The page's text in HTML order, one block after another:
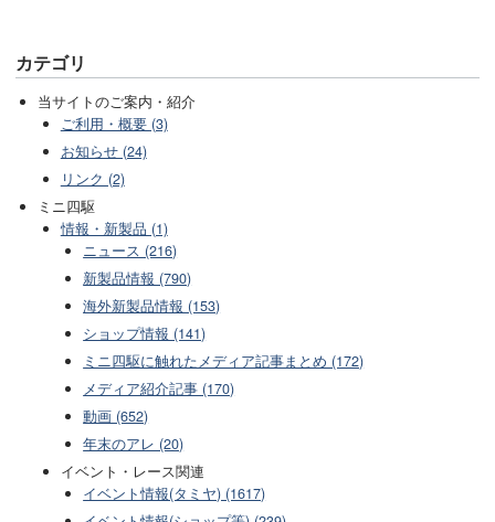
カテゴリ
当サイトのご案内・紹介
ご利用・概要 (3)
お知らせ (24)
リンク (2)
ミニ四駆
情報・新製品 (1)
ニュース (216)
新製品情報 (790)
海外新製品情報 (153)
ショップ情報 (141)
ミニ四駆に触れたメディア記事まとめ (172)
メディア紹介記事 (170)
動画 (652)
年末のアレ (20)
イベント・レース関連
イベント情報(タミヤ) (1617)